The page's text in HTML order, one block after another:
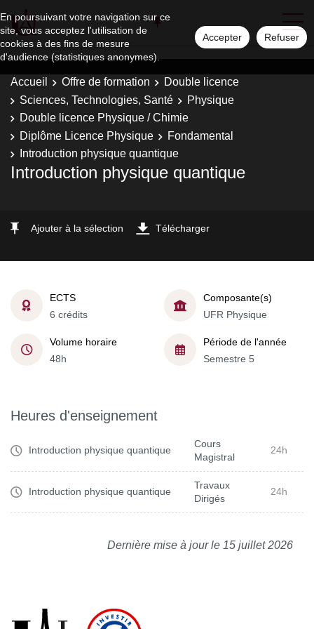
En poursuivant votre navigation sur ce
site, vous acceptez l'utilisation de
cookies à des fins de mesure
d'audience (statistiques anonymes).
Accepter Refuser
Accueil Offre de formation
Double licence
Sciences, Technologies, Santé
Physique
Double licence Physique / Chimie
Diplôme Licence Physique
Fondamental
Introduction physique quantique
Introduction physique quantique
Ajouter à la sélection Télécharger
ECTS
6 crédits
Composante(s)
UFR Physique
Volume horaire
48h
Période de l'année
Semestre 5
Heures d'enseignement
Introduction physique quantique
Cours
Magistral
24h
Introduction physique quantique
Travaux
Dirigés
24h
Dernière mise à jour le 15 juillet 2026